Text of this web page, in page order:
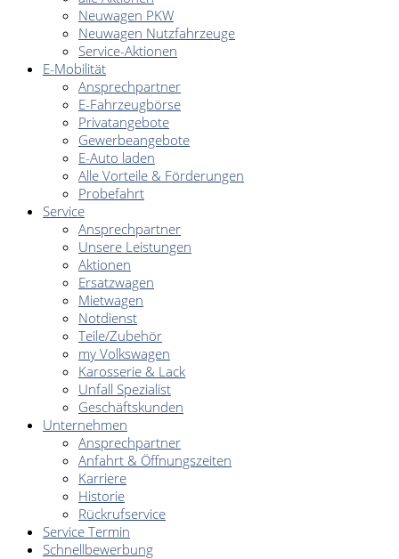
Neuwagen PKW
Neuwagen Nutzfahrzeuge
Service-Aktionen
E-Mobilität
Ansprechpartner
E-Fahrzeugbörse
Privatangebote
Gewerbeangebote
E-Auto laden
Alle Vorteile & Förderungen
Probefahrt
Service
Ansprechpartner
Unsere Leistungen
Aktionen
Ersatzwagen
Mietwagen
Notdienst
Teile/Zubehör
my Volkswagen
Karosserie & Lack
Unfall Spezialist
Geschäftskunden
Unternehmen
Ansprechpartner
Anfahrt & Öffnungszeiten
Karriere
Historie
Rückrufservice
Service Termin
Schnellbewerbung